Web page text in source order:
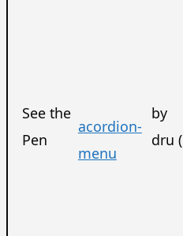
See the
Pen
acordion-
menu
by
dru (